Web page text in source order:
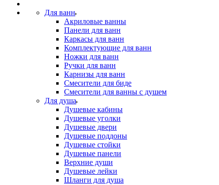
Для ванн
Акриловые ванны
Панели для ванн
Каркасы для ванн
Комплектующие для ванн
Ножки для ванн
Ручки для ванн
Карнизы для ванн
Смесители для биде
Смесители для ванны с душем
Для душа
Душевые кабины
Душевые уголки
Душевые двери
Душевые поддоны
Душевые стойки
Душевые панели
Верхние души
Душевые лейки
Шланги для душа